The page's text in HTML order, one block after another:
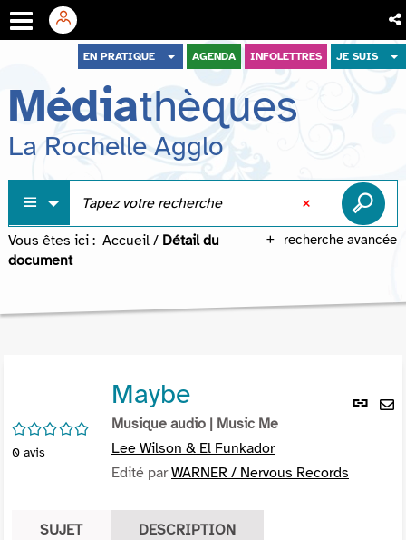
menu
contenu
recherche
EN PRATIQUE AGENDA INFOLETTRES JE SUIS
Médiathèques
La Rochelle Agglo
recherche avancée
Vous êtes ici : Accueil / Détail du
document
Lien
/5
0 avis
Maybe
Musique audio | Music Me
Lee Wilson & El Funkador
Edité parWARNER / Nervous Records
SUJET DESCRIPTION